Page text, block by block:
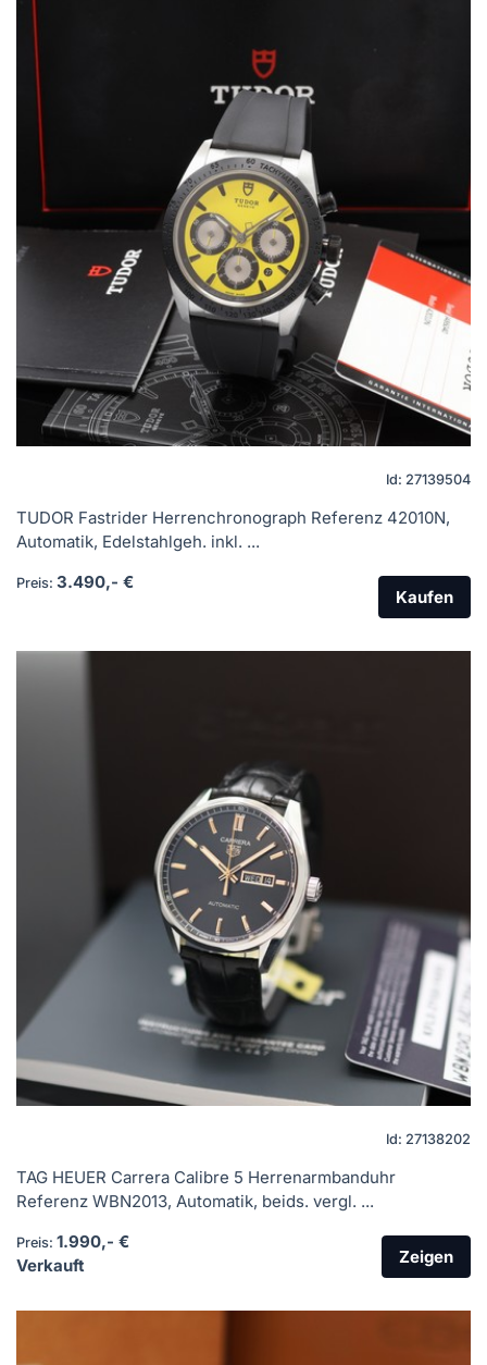
Id: 27139504
TUDOR Fastrider Herrenchronograph Referenz 42010N,
Automatik, Edelstahlgeh. inkl. ...
Preis: 3.490,- €
Kaufen
Id: 27138202
TAG HEUER Carrera Calibre 5 Herrenarmbanduhr
Referenz WBN2013, Automatik, beids. vergl. ...
Preis: 1.990,- €
Verkauft
Zeigen